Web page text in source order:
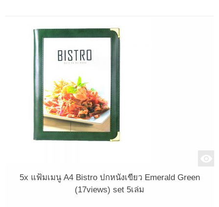
5x แฟ้มเมนู A4 Bistro ปกหนังเขียว Emerald Green
(17views) set 5เล่ม